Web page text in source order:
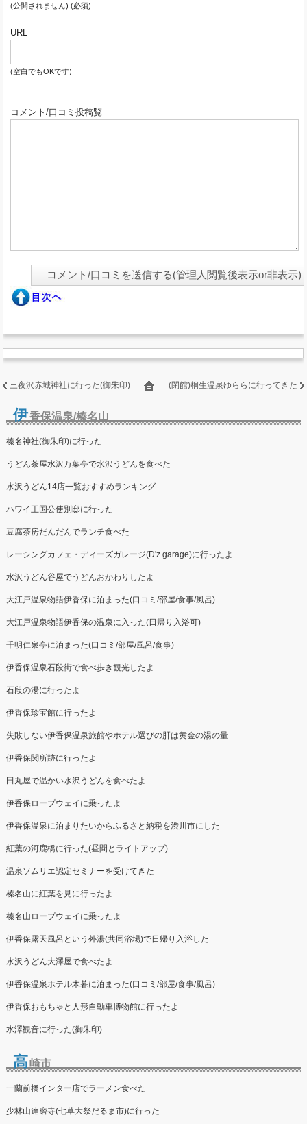
(公開されません) (必須)
URL
(空白でもOKです)
コメント/口コミ投稿覧
三夜沢赤城神社に行った(御朱印) (閉館)桐生温泉ゆららに行ってきた
伊香保温泉/榛名山
榛名神社(御朱印)に行った
うどん茶屋水沢万葉亭で水沢うどんを食べた
水沢うどん14店一覧おすすめランキング
ハワイ王国公使別邸に行った
豆腐茶房だんだんでランチ食べた
レーシングカフェ・ディーズガレージ(D'z garage)に行ったよ
水沢うどん谷屋でうどんおかわりしたよ
大江戸温泉物語伊香保に泊まった(口コミ/部屋/食事/風呂)
大江戸温泉物語伊香保の温泉に入った(日帰り入浴可)
千明仁泉亭に泊まった(口コミ/部屋/風呂/食事)
伊香保温泉石段街で食べ歩き観光したよ
石段の湯に行ったよ
伊香保珍宝館に行ったよ
失敗しない伊香保温泉旅館やホテル選びの肝は黄金の湯の量
伊香保関所跡に行ったよ
田丸屋で温かい水沢うどんを食べたよ
伊香保ロープウェイに乗ったよ
伊香保温泉に泊まりたいからふるさと納税を渋川市にした
紅葉の河鹿橋に行った(昼間とライトアップ)
温泉ソムリエ認定セミナーを受けてきた
榛名山に紅葉を見に行ったよ
榛名山ロープウェイに乗ったよ
伊香保露天風呂という外湯(共同浴場)で日帰り入浴した
水沢うどん大澤屋で食べたよ
伊香保温泉ホテル木暮に泊まった(口コミ/部屋/食事/風呂)
伊香保おもちゃと人形自動車博物館に行ったよ
水澤観音に行った(御朱印)
高崎市
一蘭前橋インター店でラーメン食べた
少林山達磨寺(七草大祭だるま市)に行った